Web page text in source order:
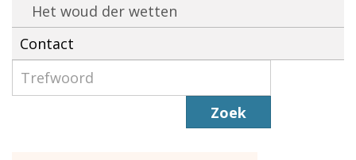
Het woud der wetten
Contact
Zoek